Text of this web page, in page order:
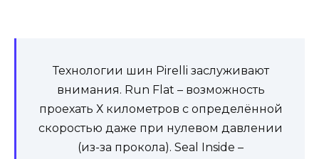
Технологии шин Pirelli заслуживают
внимания. Run Flat – возможность
проехать Х километров с определённой
скоростью даже при нулевом давлении
(из-за прокола). Seal Inside –